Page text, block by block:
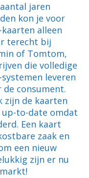
jaren
kon je voor
kaarten alleen
terecht bij
of Tomtom,
die volledige
systemen leveren
de consument.
zijn de kaarten
up-to-date omdat
Een kaart
zaak en
een nieuw
zijn er nu